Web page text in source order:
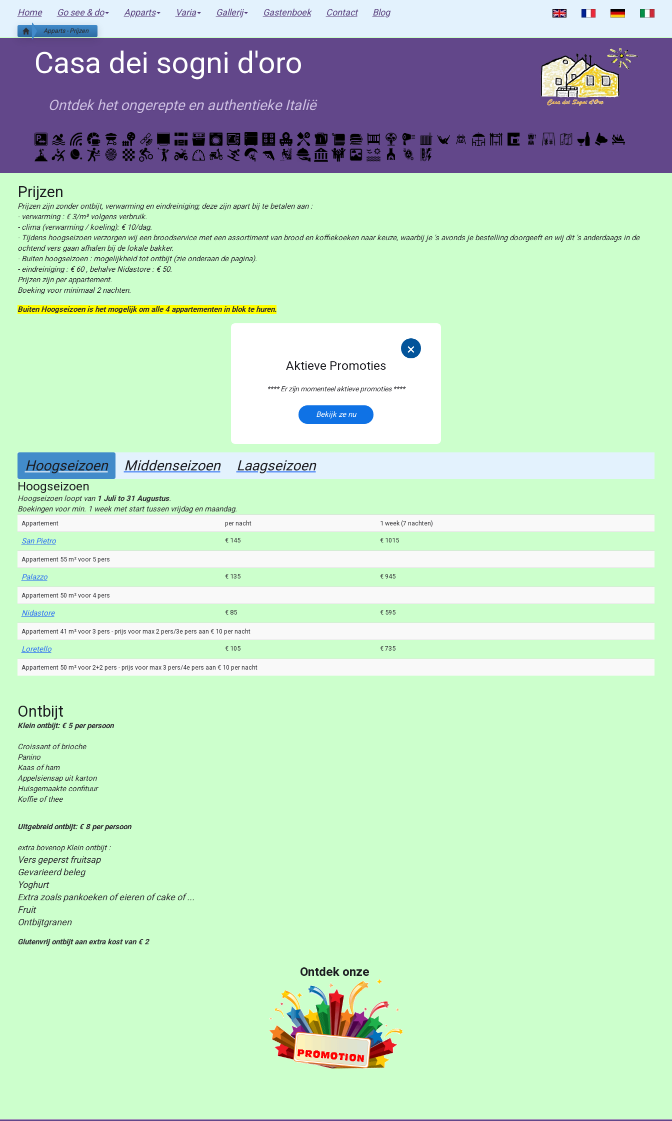
Home Go see & do Apparts Varia Gallerij Gastenboek Contact Blog
Apparts - Prijzen
Casa dei sogni d'oro
Ontdek het ongerepte en authentieke Italië
Prijzen
Prijzen zijn zonder ontbijt, verwarming en eindreiniging; deze zijn apart bij te betalen aan :
- verwarming : € 3/m³ volgens verbruik.
- clima (verwarming / koeling): € 10/dag.
- Tijdens hoogseizoen verzorgen wij een broodservice met een assortiment van brood en koffiekoeken naar keuze, waarbij je 's avonds je bestelling doorgeeft en wij dit 's anderdaags in de
ochtend vers gaan afhalen bij de lokale bakker.
- Buiten hoogseizoen : mogelijkheid tot ontbijt (zie onderaan de pagina).
- eindreiniging : € 60 , behalve Nidastore : € 50.
Prijzen zijn per appartement.
Boeking voor minimaal 2 nachten.
Buiten Hoogseizoen is het mogelijk om alle 4 appartementen in blok te huren.
×
Aktieve Promoties
**** Er zijn momenteel aktieve promoties ****
Bekijk ze nu
Hoogseizoen Middenseizoen Laagseizoen
Hoogseizoen
Hoogseizoen loopt van 1 Juli to 31 Augustus.
Boekingen voor min. 1 week met start tussen vrijdag en maandag.
Appartement per nacht 1 week (7 nachten)
San Pietro € 145 € 1015
Appartement 55 m² voor 5 pers
Palazzo € 135 € 945
Appartement 50 m² voor 4 pers
Nidastore € 85 € 595
Appartement 41 m² voor 3 pers - prijs voor max 2 pers/3e pers aan € 10 per nacht
Loretello € 105 € 735
Appartement 50 m² voor 2+2 pers - prijs voor max 3 pers/4e pers aan € 10 per nacht
Ontbijt
Klein ontbijt: € 5 per persoon
Croissant of brioche
Panino
Kaas of ham
Appelsiensap uit karton
Huisgemaakte confituur
Koffie of thee
Uitgebreid ontbijt: € 8 per persoon
extra bovenop Klein ontbijt :
Vers geperst fruitsap
Gevarieerd beleg
Yoghurt
Extra zoals pankoeken of eieren of cake of ...
Fruit
Ontbijtgranen
Glutenvrij ontbijt aan extra kost van € 2
Ontdek onze